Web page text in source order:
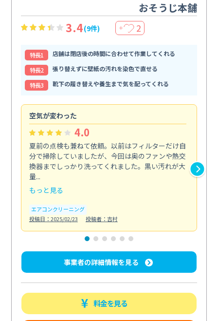
おそうじ本舗
3.4(9件) ＋ 2
特⻑1
店舗は閉店後の時間に合わせて作業してくれる
特⻑2
張り替えずに壁紙の汚れを染色で直せる
特⻑3
靴下の履き替えや養生まで気を配ってくれる
空気が変わった
4.0
夏前の点検も兼ねて依頼。以前はフィルターだけ自
分で掃除していましたが、今回は奥のファンや熱交
換器までしっかり洗ってくれました。黒い汚れが大
量...
もっと見る
エアコンクリーニング
投稿日：2025/02/23
投稿者：吉村
事業者の詳細情報を見る
料金を見る